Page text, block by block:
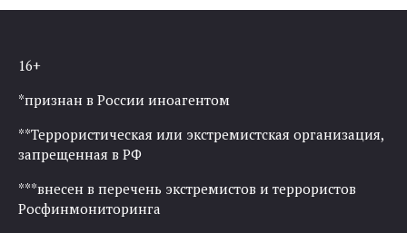
16+
*признан в России иноагентом
**Террористическая или экстремистская организация,
запрещенная в РФ
***внесен в перечень экстремистов и террористов
Росфинмониторинга